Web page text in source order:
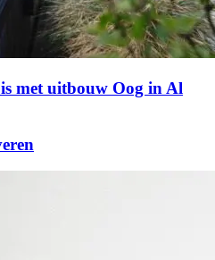
met uitbouw Oog in Al